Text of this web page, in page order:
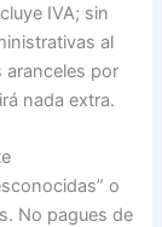
IVA; sin
al
aranceles por
nada extra.
o
No pagues de